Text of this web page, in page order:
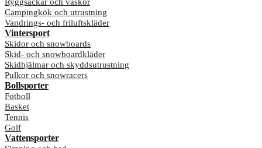
Campingkök och utrustning
Vandrings- och friluftskläder
Vintersport
Skidor och snowboards
Skid- och snowboardkläder
Skidhjälmar och skyddsutrustning
Pulkor och snowracers
Bollsporter
Fotboll
Basket
Tennis
Golf
Vattensporter